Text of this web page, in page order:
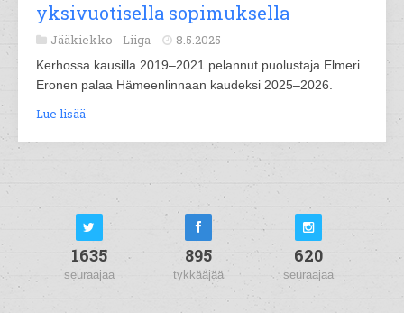
yksivuotisella sopimuksella
Jääkiekko - Liiga 8.5.2025
Kerhossa kausilla 2019–2021 pelannut puolustaja Elmeri
Eronen palaa Hämeenlinnaan kaudeksi 2025–2026.
Lue lisää
1635
seuraajaa
895
tykkääjää
620
seuraajaa